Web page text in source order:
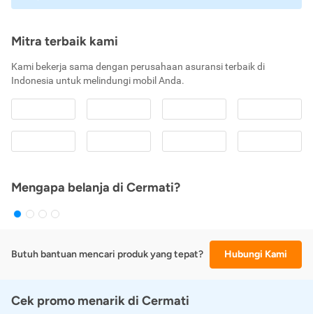
Mitra terbaik kami
Kami bekerja sama dengan perusahaan asuransi terbaik di
Indonesia untuk melindungi mobil Anda.
Mengapa belanja di Cermati?
Butuh bantuan mencari produk yang tepat? Hubungi Kami
Cek promo menarik di Cermati